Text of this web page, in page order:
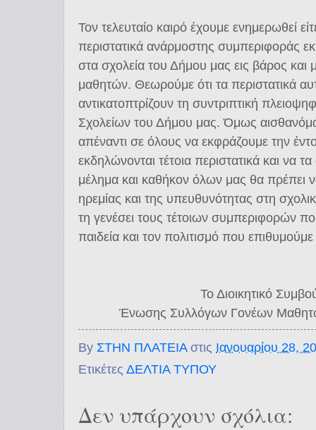
Τον τελευταίο καιρό έχουμε ενημερωθεί
περιστατικά ανάρμοστης συμπεριφοράς
στα σχολεία του Δήμου μας εις βάρος και
μαθητών. Θεωρούμε ότι τα περιστατικά
αντικατοπτρίζουν τη συντριπτική
Σχολείων του Δήμου μας. Όμως
απέναντι σε όλους να εκφράζουμε την
εκδηλώνονται τέτοια περιστατικά και να
μέλημα και καθήκον όλων μας θα πρέπει
ηρεμίας και της υπευθυνότητας στη
τη γενέσει τους τέτοιων συμπεριφορών
παιδεία και τον πολιτισμό που
Το Διοικητικό
Ένωσης Συλλόγων Γονέων
By ΣΤΗΝ ΠΛΑΤΕΙΑ στις Ιανουαρίου 28,
Ετικέτες ΔΕΛΤΙΑ ΤΥΠΟΥ
Δεν υπάρχουν σχόλια: